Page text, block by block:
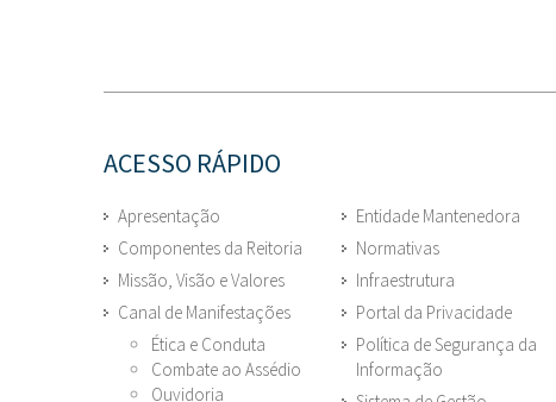
ACESSO RÁPIDO
Apresentação
Componentes da Reitoria
Missão, Visão e Valores
Canal de Manifestações
Ética e Conduta
Combate ao Assédio
Ouvidoria
Entidade Mantenedora
Normativas
Infraestrutura
Portal da Privacidade
Política de Segurança da
Informação